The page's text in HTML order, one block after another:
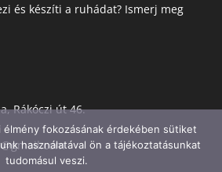
és készíti a ruhádat? Ismerj meg
Rákóczi út 46.
élmény fokozásának érdekében sütiket
használatával ön a tájékoztatásunkat
tudomásul veszi.